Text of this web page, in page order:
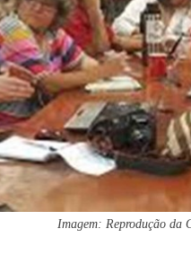
Imagem: Reprodução da